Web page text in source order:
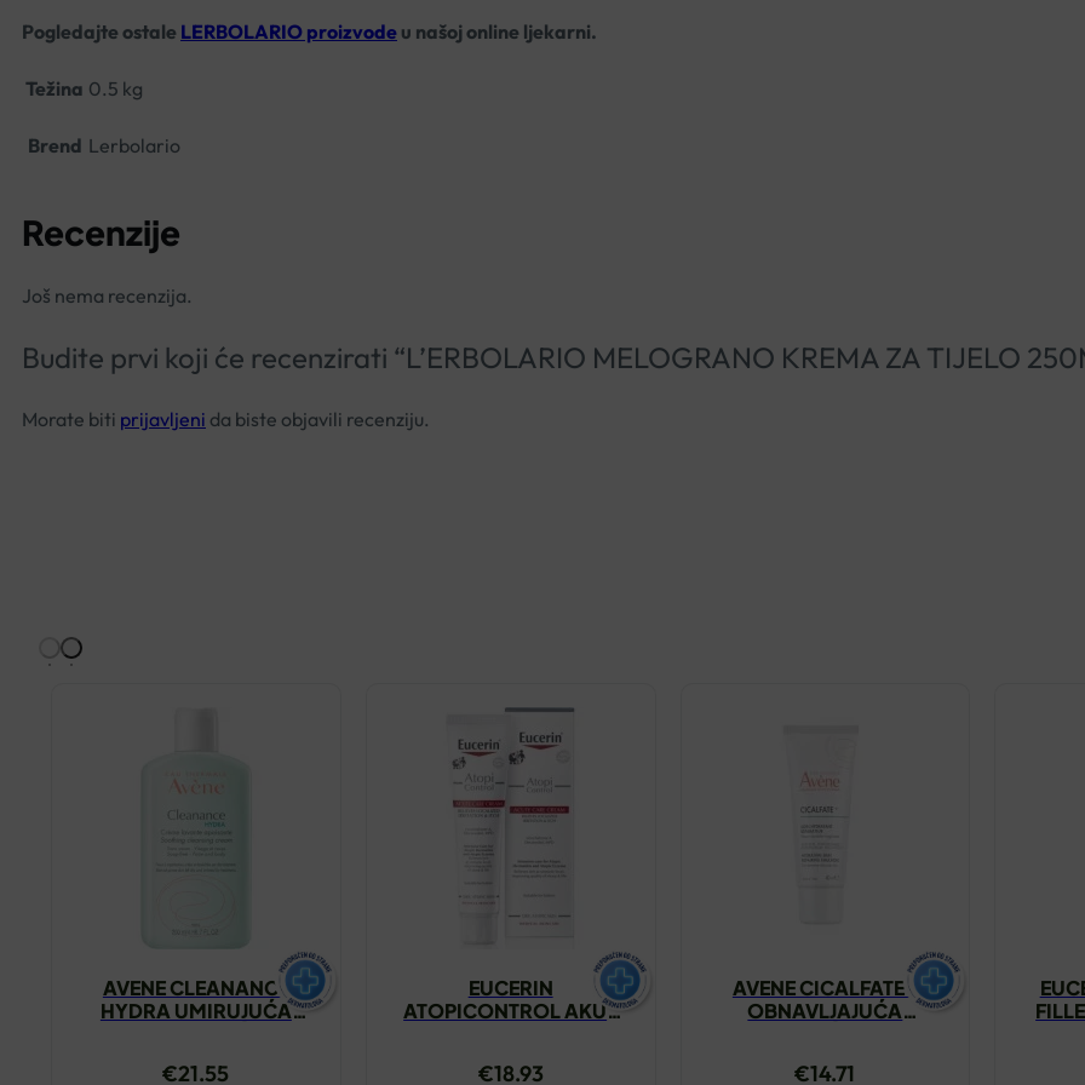
Pogledajte ostale LERBOLARIO proizvode u našoj online ljekarni.
Težina 0.5 kg
Brend Lerbolario
Recenzije
Još nema recenzija.
Budite prvi koji će recenzirati “L’ERBOLARIO MELOGRANO KREMA ZA TIJELO
Morate biti prijavljeni da biste objavili recenziju.
AVENE CLEANANCE
HYDRA UMIRUJUĆA
€21.55
EUCERIN
ATOPICONTROL AKUT
€18.93
AVENE CICALFATE+
OBNAVLJAJUĆA
€14.71